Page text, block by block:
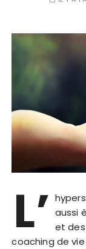
L’ aussi
et
coaching de vie